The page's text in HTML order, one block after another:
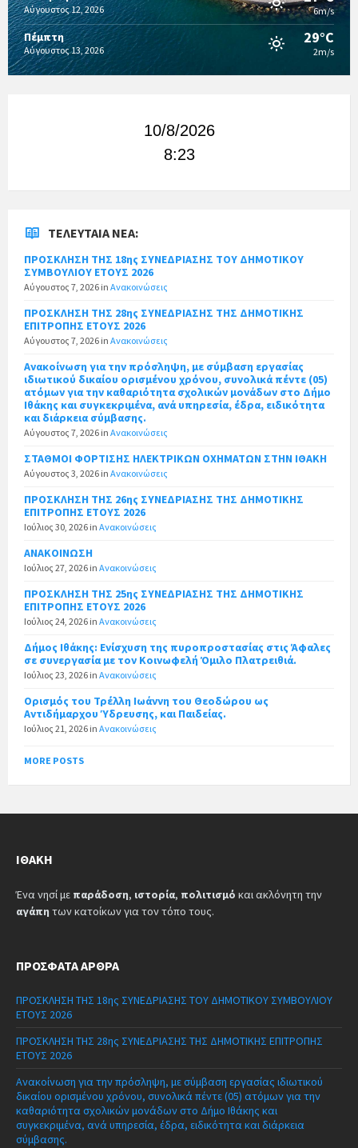
Αύγουστος 12, 2026 6m/s
Πέμπτη
Αύγουστος 13, 2026
29°C
2m/s
10/8/2026
8:23
ΤΕΛΕΥΤΑΊΑ ΝΈΑ:
ΠΡΟΣΚΛΗΣΗ ΤΗΣ 18ης ΣΥΝΕΔΡΙΑΣΗΣ ΤΟΥ ΔΗΜΟΤΙΚΟΥ
ΣΥΜΒΟΥΛΙΟΥ ΕΤΟΥΣ 2026
Αύγουστος 7, 2026 in Ανακοινώσεις
ΠΡΟΣΚΛΗΣΗ ΤΗΣ 28ης ΣΥΝΕΔΡΙΑΣΗΣ ΤΗΣ ΔΗΜΟΤΙΚΗΣ
ΕΠΙΤΡΟΠΗΣ ΕΤΟΥΣ 2026
Αύγουστος 7, 2026 in Ανακοινώσεις
Ανακοίνωση για την πρόσληψη, με σύμβαση εργασίας
ιδιωτικού δικαίου ορισμένου χρόνου, συνολικά πέντε (05)
ατόμων για την καθαριότητα σχολικών μονάδων στο Δήμο
Ιθάκης και συγκεκριμένα, ανά υπηρεσία, έδρα, ειδικότητα
και διάρκεια σύμβασης.
Αύγουστος 7, 2026 in Ανακοινώσεις
ΣΤΑΘΜΟΙ ΦΟΡΤΙΣΗΣ ΗΛΕΚΤΡΙΚΩΝ ΟΧΗΜΑΤΩΝ ΣΤΗΝ ΙΘΑΚΗ
Αύγουστος 3, 2026 in Ανακοινώσεις
ΠΡΟΣΚΛΗΣΗ ΤΗΣ 26ης ΣΥΝΕΔΡΙΑΣΗΣ ΤΗΣ ΔΗΜΟΤΙΚΗΣ
ΕΠΙΤΡΟΠΗΣ ΕΤΟΥΣ 2026
Ιούλιος 30, 2026 in Ανακοινώσεις
ΑΝΑΚΟΙΝΩΣΗ
Ιούλιος 27, 2026 in Ανακοινώσεις
ΠΡΟΣΚΛΗΣΗ ΤΗΣ 25ης ΣΥΝΕΔΡΙΑΣΗΣ ΤΗΣ ΔΗΜΟΤΙΚΗΣ
ΕΠΙΤΡΟΠΗΣ ΕΤΟΥΣ 2026
Ιούλιος 24, 2026 in Ανακοινώσεις
Δήμος Ιθάκης: Ενίσχυση της πυροπροστασίας στις Άφαλες
σε συνεργασία με τον Κοινωφελή Όμιλο Πλατρειθιά.
Ιούλιος 23, 2026 in Ανακοινώσεις
Ορισμός του Τρέλλη Ιωάννη του Θεοδώρου ως
Αντιδήμαρχου Ύδρευσης, και Παιδείας.
Ιούλιος 21, 2026 in Ανακοινώσεις
MORE POSTS
ΙΘΆΚΗ
Ένα νησί με παράδοση, ιστορία, πολιτισμό και ακλόνητη την
αγάπη των κατοίκων για τον τόπο τους.
ΠΡΌΣΦΑΤΑ ΆΡΘΡΑ
ΠΡΟΣΚΛΗΣΗ ΤΗΣ 18ης ΣΥΝΕΔΡΙΑΣΗΣ ΤΟΥ ΔΗΜΟΤΙΚΟΥ ΣΥΜΒΟΥΛΙΟΥ
ΕΤΟΥΣ 2026
ΠΡΟΣΚΛΗΣΗ ΤΗΣ 28ης ΣΥΝΕΔΡΙΑΣΗΣ ΤΗΣ ΔΗΜΟΤΙΚΗΣ ΕΠΙΤΡΟΠΗΣ
ΕΤΟΥΣ 2026
Ανακοίνωση για την πρόσληψη, με σύμβαση εργασίας ιδιωτικού
δικαίου ορισμένου χρόνου, συνολικά πέντε (05) ατόμων για την
καθαριότητα σχολικών μονάδων στο Δήμο Ιθάκης και
συγκεκριμένα, ανά υπηρεσία, έδρα, ειδικότητα και διάρκεια
σύμβασης.